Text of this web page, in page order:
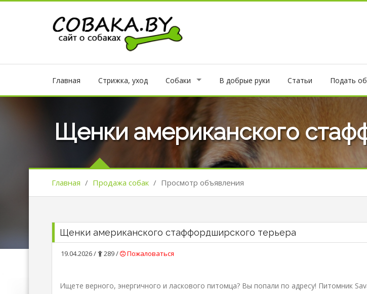
Главная Стрижка, уход Собаки В добрые руки Статьи Подать
Щенки американского
Главная / Продажа собак / Просмотр объявления
Щенки американского стаффордширского терьера
19.04.2026 / 289 / Пожаловаться
Ищете верного, энергичного и ласкового питомца? Вы попали по адресу! Питомник